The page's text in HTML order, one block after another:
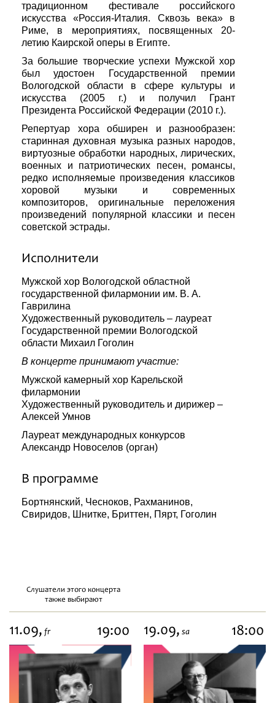
традиционном фестивале российского
искусства «Россия-Италия. Сквозь века» в
Риме, в мероприятиях, посвященных 20-
летию Каирской оперы в Египте.
За большие творческие успехи Мужской хор
был удостоен Государственной премии
Вологодской области в сфере культуры и
искусства (2005 г.) и получил Грант
Президента Российской Федерации (2010 г.).
Репертуар хора обширен и разнообразен:
старинная духовная музыка разных народов,
виртуозные обработки народных, лирических,
военных и патриотических песен, романсы,
редко исполняемые произведения классиков
хоровой музыки и современных
композиторов, оригинальные переложения
произведений популярной классики и песен
советской эстрады.
Исполнители
Мужской хор Вологодской областной
государственной филармонии им. В. А.
Гаврилина
Художественный руководитель – лауреат
Государственной премии Вологодской
области Михаил Гоголин
В концерте принимают участие:
Мужской камерный хор Карельской
филармонии
Художественный руководитель и дирижер –
Алексей Умнов
Лауреат международных конкурсов
Александр Новоселов (орган)
В программе
Бортнянский, Чесноков, Рахманинов,
Свиридов, Шнитке, Бриттен, Пярт, Гоголин
Слушатели этого концерта
также выбирают
11.09, fr 19:00 19.09, sa 18:00